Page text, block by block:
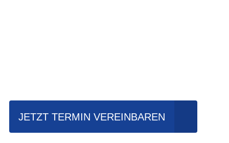
JETZT TERMIN VEREINBAREN